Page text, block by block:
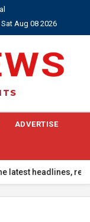
Sat Aug 08 2026
ADVERTISE
headlines, real-